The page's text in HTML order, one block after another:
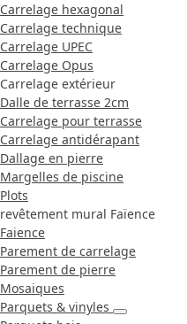
Carrelage hexagonal
Carrelage technique
Carrelage UPEC
Carrelage Opus
Carrelage extérieur
Dalle de terrasse 2cm
Carrelage pour terrasse
Carrelage antidérapant
Dallage en pierre
Margelles de piscine
Plots
revêtement mural Faïence
Faience
Parement de carrelage
Parement de pierre
Mosaiques
Parquets & vinyles